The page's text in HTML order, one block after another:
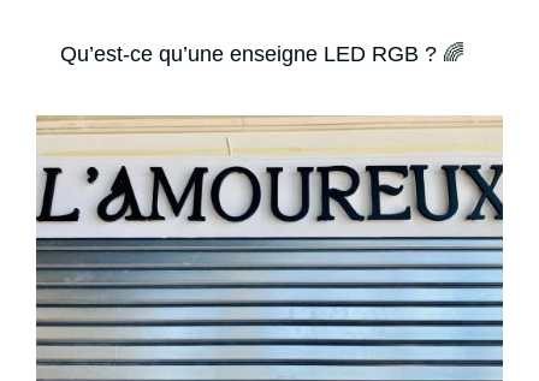
Qu’est-ce qu’une enseigne LED RGB ? 🌈